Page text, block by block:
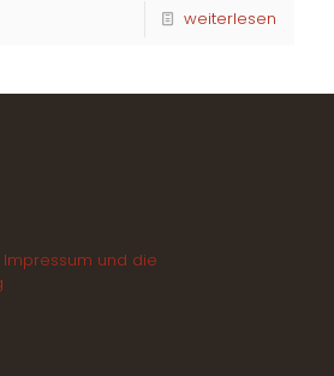
weiterlesen
Impressum und die